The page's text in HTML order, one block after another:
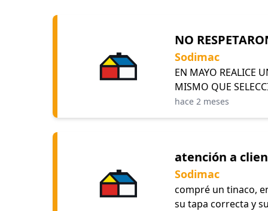
NO
Sodimac
EN MAYO REALICE
MISMO QUE
hace 2 meses
atención a
Sodimac
compré un tinaco,
su tapa correcta y